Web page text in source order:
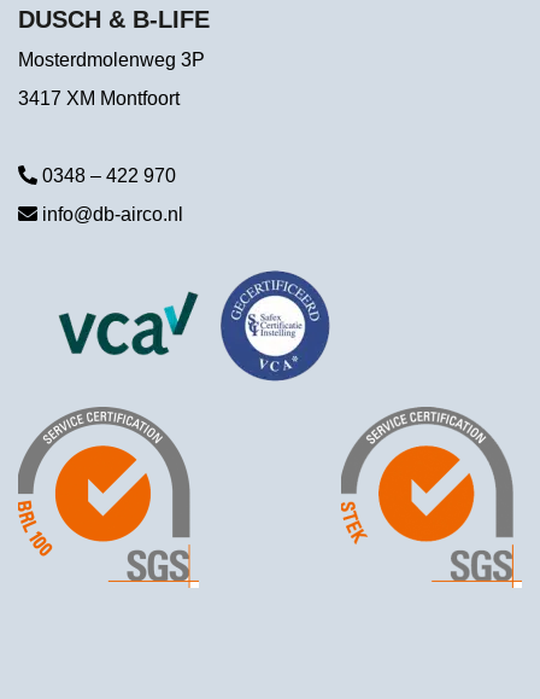
DUSCH & B-LIFE
Mosterdmolenweg 3P
3417 XM Montfoort
0348 – 422 970
info@db-airco.nl